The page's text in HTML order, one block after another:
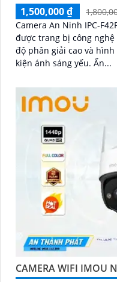
1,500,000 ₫
Camera An Ninh IPC-
được trang bị công nghệ
độ phân giải cao và
kiện ánh sáng yếu. Ấn...
CAMERA WIFI IMOU